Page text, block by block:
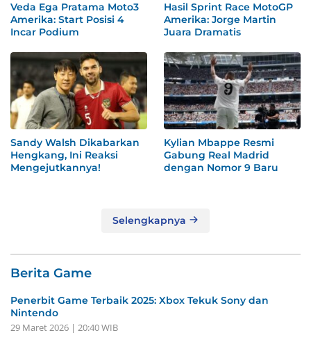
Veda Ega Pratama Moto3
Amerika: Start Posisi 4
Incar Podium
Hasil Sprint Race MotoGP
Amerika: Jorge Martin
Juara Dramatis
Sandy Walsh Dikabarkan
Hengkang, Ini Reaksi
Mengejutkannya!
Kylian Mbappe Resmi
Gabung Real Madrid
dengan Nomor 9 Baru
Selengkapnya
Berita Game
Penerbit Game Terbaik 2025: Xbox Tekuk Sony dan
Nintendo
29 Maret 2026 | 20:40 WIB